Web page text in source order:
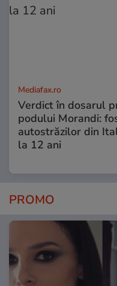
Mediafax.ro
Verdict în dosarul
podului Morandi:
autostrăzilor din
la 12 ani
PROMO